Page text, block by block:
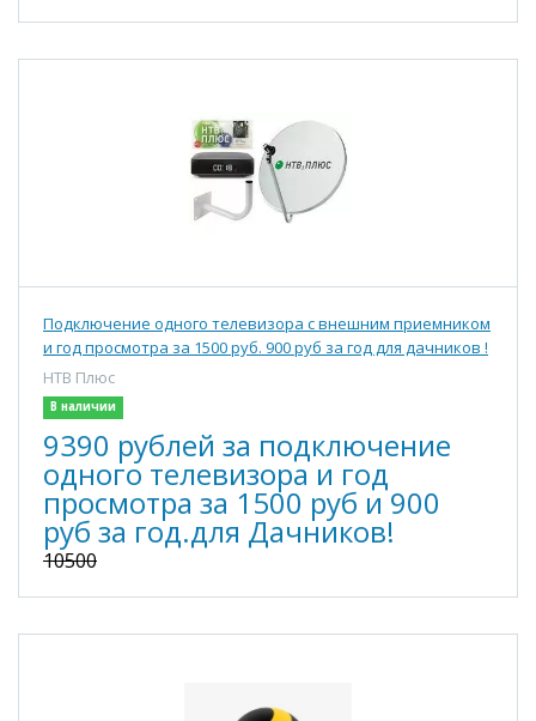
Подключение одного телевизора с внешним приемником
и год просмотра за 1500 руб. 900 руб за год для дачников !
НТВ Плюс
В наличии
9390 рублей за подключение
одного телевизора и год
просмотра за 1500 руб и 900
руб за год.для Дачников!
10500